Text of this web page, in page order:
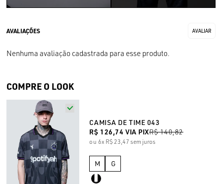
Nenhuma avaliação cadastrada para esse produto.
COMPRE O LOOK
CAMISA DE TIME 043
R$ 126,74 VIA PIXR$ 140,82
6x R$ 23,47 sem juros
M G